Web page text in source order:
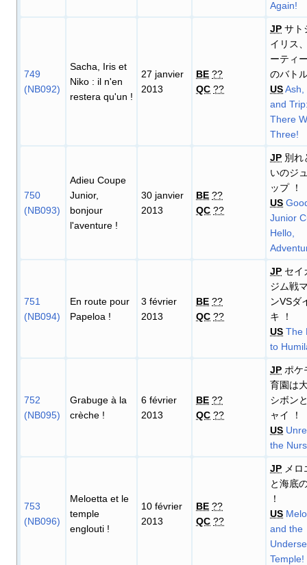
Again!
749
(NB092)
Sacha, Iris et
Niko : il n'en
restera qu'un !
27 janvier
2013
BE ??
QC ??
JP サト
イリス
ーティ
のバト
USAsh,
and
There
Three!
750
(NB093)
Adieu Coupe
Junior,
bonjour
l'aventure !
30 janvier
2013
BE ??
QC ??
JP 別れ
いのジ
ップ ！
US
Junior
Hello,
751
(NB094)
En route pour
Papeloa !
3 février
2013
BE ??
QC ??
JP セイ
ジム戦
ンVSダ
キ ！
US The
to
752
(NB095)
Grabuge à la
crèche !
6 février
2013
BE ??
QC ??
JP ポケ
育園は
シボン
ャイ ！
US
the
753
(NB096)
Meloetta et le
temple
englouti !
10 février
2013
BE ??
QC ??
JP メ
と海底
！
US
and the
Temple!